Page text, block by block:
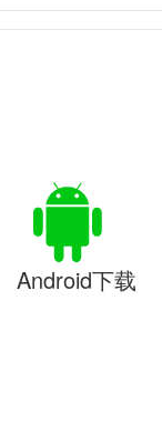
Android下载